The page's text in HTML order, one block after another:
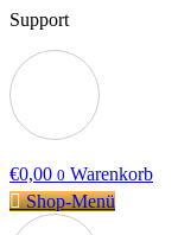
Support
€0,00 0 Warenkorb
Shop-Menü